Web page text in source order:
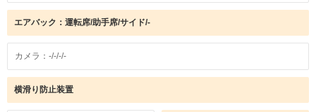
エアバック：運転席/助手席/サイド/-
カメラ：-/-/-/-
横滑り防止装置